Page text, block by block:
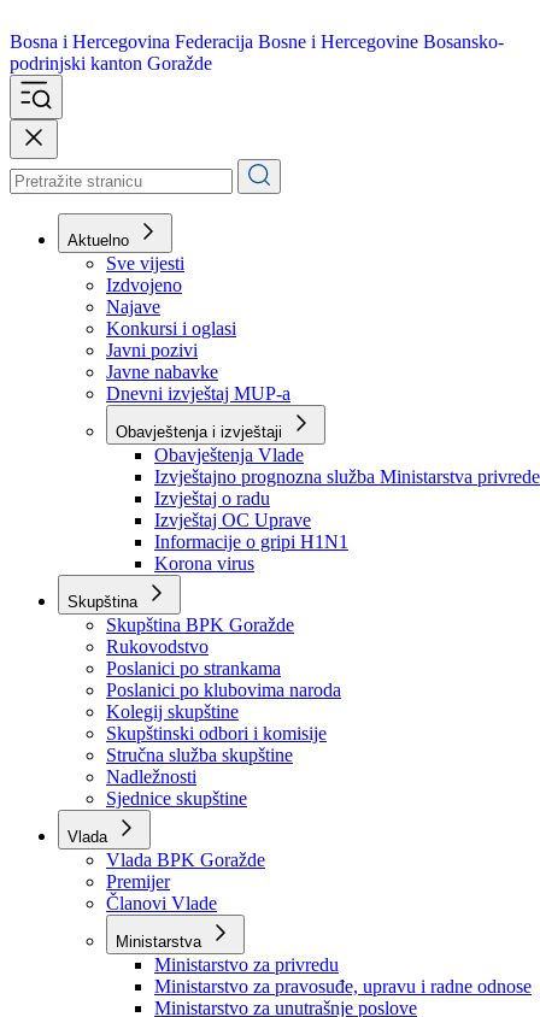
Bosna i Hercegovina
podrinjski kanton Goražde
Aktuelno
Sve vijesti
Izdvojeno
Najave
Konkursi i oglasi
Javni pozivi
Javne nabavke
Dnevni izvještaj MUP-a
Obavještenja i izvještaji
Obavještenja Vlade
Izvještajno prognozna služba Ministarstva privrede
Izvještaj o radu
Izvještaj OC Uprave
Informacije o gripi H1N1
Korona virus
Skupština
Skupština BPK Goražde
Rukovodstvo
Poslanici po strankama
Poslanici po klubovima naroda
Kolegij skupštine
Skupštinski odbori i komisije
Stručna služba skupštine
Nadležnosti
Sjednice skupštine
Vlada
Vlada BPK Goražde
Premijer
Članovi Vlade
Ministarstva